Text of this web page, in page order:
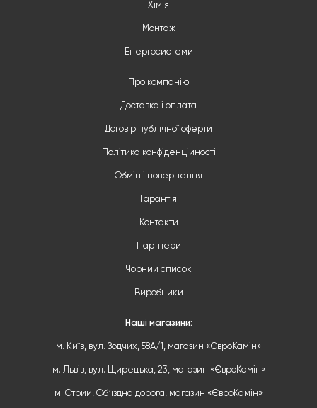
Хімія
Монтаж
Енергосистеми
Про компанію
Доставка і оплата
Договір публічної оферти
Політика конфіденційності
Обмін і повернення
Гарантія
Контакти
Партнери
Чорний список
Виробники
Наші магазини:
м. Київ, вул. Зодчих, 58А/1, магазин «ЄвроКамін»
м. Львів, вул. Щирецька, 23, магазин «ЄвроКамін»
м. Стрий, Обʼїздна дорога, магазин «ЄвроКамін»